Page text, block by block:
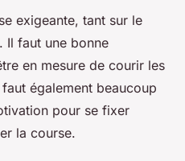
exigeante, tant sur le
Il faut une bonne
en mesure de courir les
également beaucoup
pour se fixer
la course.